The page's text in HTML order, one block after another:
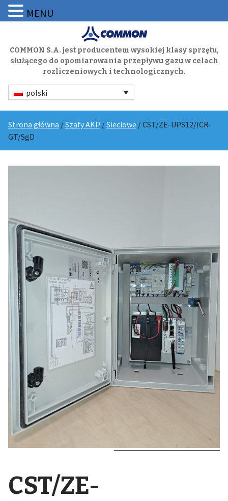
COMMON S.A. jest producentem wysokiej klasy sprzętu,
służącego do opomiarowania przepływu gazu w celach
rozliczeniowych i technologicznych.
polski
Strona główna /Szafy AKP /Sieciowe / CST/ZE-UPS12/ICR-
GT/SgD
CST/ZE-
MENU